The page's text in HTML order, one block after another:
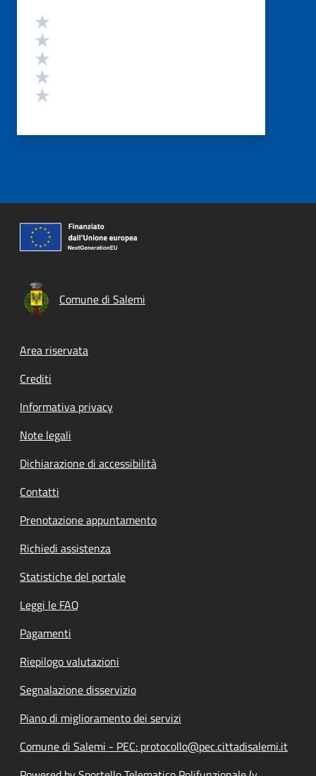
Valutazione
Comune di Salemi
Footer menu
Area riservata
Crediti
Informativa privacy
Note legali
Dichiarazione di accessibilità
Contatti
Prenotazione appuntamento
Richiedi assistenza
Statistiche del portale
Leggi le FAQ
Pagamenti
Riepilogo valutazioni
Segnalazione disservizio
Piano di miglioramento dei servizi
Comune di Salemi - PEC: protocollo@pec.cittadisalemi.it